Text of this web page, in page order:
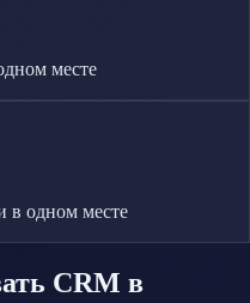
месте
в одном месте
CRM в